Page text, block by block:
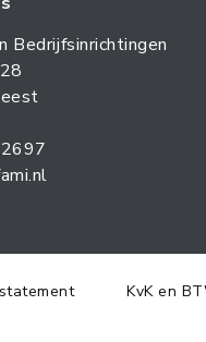
Bedrijfsinrichtingen
KvK en